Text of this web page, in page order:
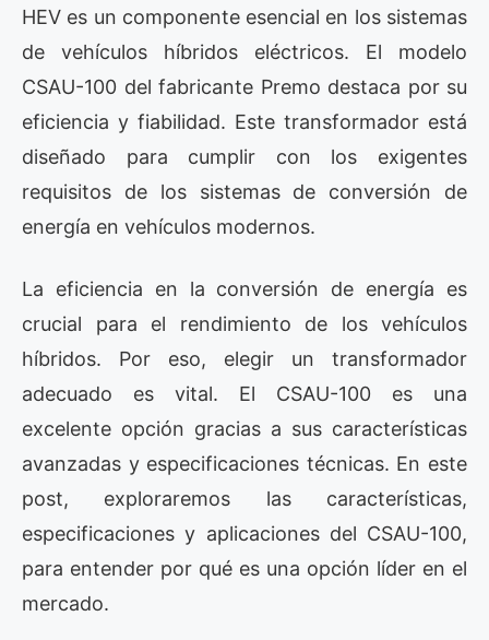
HEV es un componente esencial en los sistemas
de vehículos híbridos eléctricos. El modelo
CSAU-100 del fabricante Premo destaca por su
eficiencia y fiabilidad. Este transformador está
diseñado para cumplir con los exigentes
requisitos de los sistemas de conversión de
energía en vehículos modernos.
La eficiencia en la conversión de energía es
crucial para el rendimiento de los vehículos
híbridos. Por eso, elegir un transformador
adecuado es vital. El CSAU-100 es una
excelente opción gracias a sus características
avanzadas y especificaciones técnicas. En este
post, exploraremos las características,
especificaciones y aplicaciones del CSAU-100,
para entender por qué es una opción líder en el
mercado.